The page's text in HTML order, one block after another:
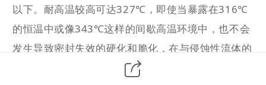
以下。耐高温较高可达327℃，即使当暴露在316℃
的恒温中或像343℃这样的间歇高温环境中，也不会
发生导致密封失效的硬化和脆化，在与侵蚀性流体的
浸渍直接接触中依然能保持其弹力和回弹性能。由于